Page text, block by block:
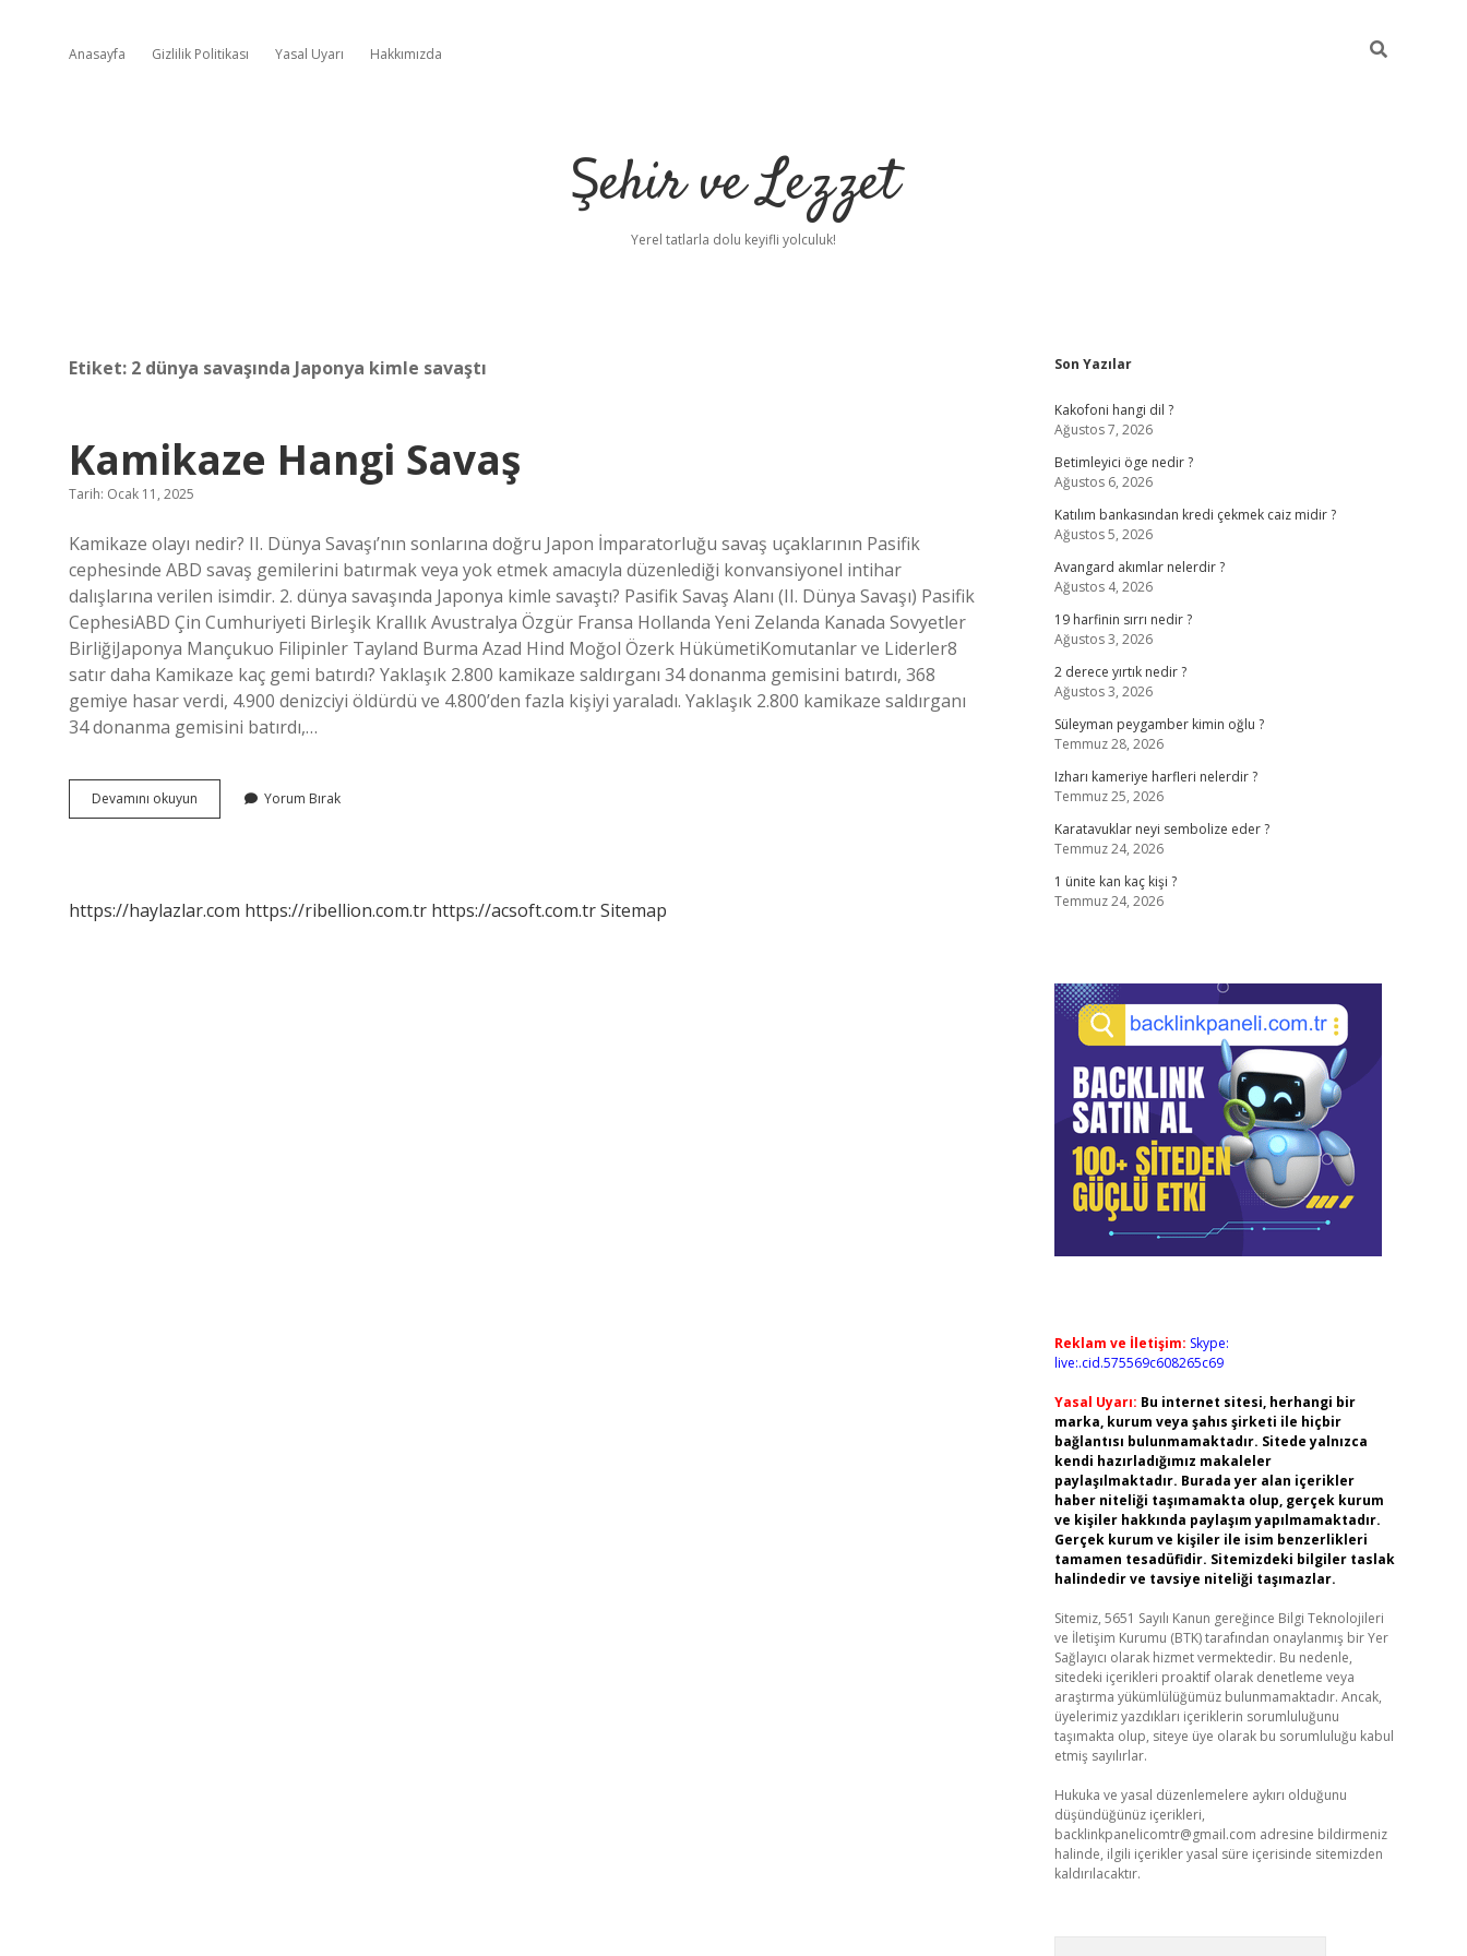
Anasayfa Gizlilik Politikası Yasal Uyarı Hakkımızda
Şehir ve Lezzet
Yerel tatlarla dolu keyifli yolculuk!
Etiket: 2 dünya savaşında Japonya kimle savaştı
Kamikaze Hangi Savaş
Tarih: Ocak 11, 2025
Kamikaze olayı nedir? II. Dünya Savaşı’nın sonlarına doğru Japon İmparatorluğu savaş uçaklarının Pasifik
cephesinde ABD savaş gemilerini batırmak veya yok etmek amacıyla düzenlediği konvansiyonel intihar
dalışlarına verilen isimdir. 2. dünya savaşında Japonya kimle savaştı? Pasifik Savaş Alanı (II. Dünya Savaşı) Pasifik
CephesiABD Çin Cumhuriyeti Birleşik Krallık Avustralya Özgür Fransa Hollanda Yeni Zelanda Kanada Sovyetler
BirliğiJaponya Mançukuo Filipinler Tayland Burma Azad Hind Moğol Özerk HükümetiKomutanlar ve Liderler8
satır daha Kamikaze kaç gemi batırdı? Yaklaşık 2.800 kamikaze saldırganı 34 donanma gemisini batırdı, 368
gemiye hasar verdi, 4.900 denizciyi öldürdü ve 4.800’den fazla kişiyi yaraladı. Yaklaşık 2.800 kamikaze saldırganı
34 donanma gemisini batırdı,…
Devamını okuyun Kamikaze
Hangi
Yorum Bırak
https://haylazlar.com https://ribellion.com.tr https://acsoft.com.trSitemap
Sidebar
Son Yazılar
Kakofoni hangi dil ?
Ağustos 7, 2026
Betimleyici öge nedir ?
Ağustos 6, 2026
Katılım bankasından kredi çekmek caiz midir ?
Ağustos 5, 2026
Avangard akımlar nelerdir ?
Ağustos 4, 2026
19 harfinin sırrı nedir ?
Ağustos 3, 2026
2 derece yırtık nedir ?
Ağustos 3, 2026
Süleyman peygamber kimin oğlu ?
Temmuz 28, 2026
Izharı kameriye harfleri nelerdir ?
Temmuz 25, 2026
Karatavuklar neyi sembolize eder ?
Temmuz 24, 2026
1 ünite kan kaç kişi ?
Temmuz 24, 2026
Reklam ve İletişim: Skype:
live:.cid.575569c608265c69
Yasal Uyarı: Bu internet sitesi, herhangi bir
marka, kurum veya şahıs şirketi ile hiçbir
bağlantısı bulunmamaktadır. Sitede yalnızca
kendi hazırladığımız makaleler
paylaşılmaktadır. Burada yer alan içerikler
haber niteliği taşımamakta olup, gerçek kurum
ve kişiler hakkında paylaşım yapılmamaktadır.
Gerçek kurum ve kişiler ile isim benzerlikleri
tamamen tesadüfidir. Sitemizdeki bilgiler taslak
halindedir ve tavsiye niteliği taşımazlar.
Sitemiz, 5651 Sayılı Kanun gereğince Bilgi Teknolojileri
ve İletişim Kurumu (BTK) tarafından onaylanmış bir Yer
Sağlayıcı olarak hizmet vermektedir. Bu nedenle,
sitedeki içerikleri proaktif olarak denetleme veya
araştırma yükümlülüğümüz bulunmamaktadır. Ancak,
üyelerimiz yazdıkları içeriklerin sorumluluğunu
taşımakta olup, siteye üye olarak bu sorumluluğu kabul
etmiş sayılırlar.
Hukuka ve yasal düzenlemelere aykırı olduğunu
düşündüğünüz içerikleri,
backlinkpanelicomtr@gmail.com adresine bildirmeniz
halinde, ilgili içerikler yasal süre içerisinde sitemizden
kaldırılacaktır.